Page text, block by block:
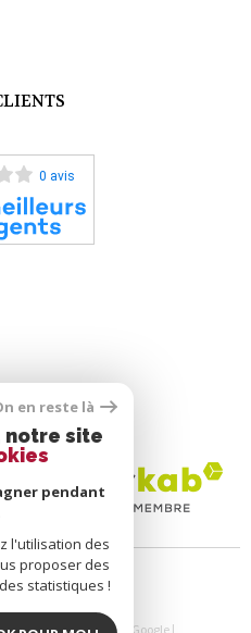
0 avis
powered by Google |
en reste là
notre site
pendant
l'utilisation des
proposer des
statistiques !